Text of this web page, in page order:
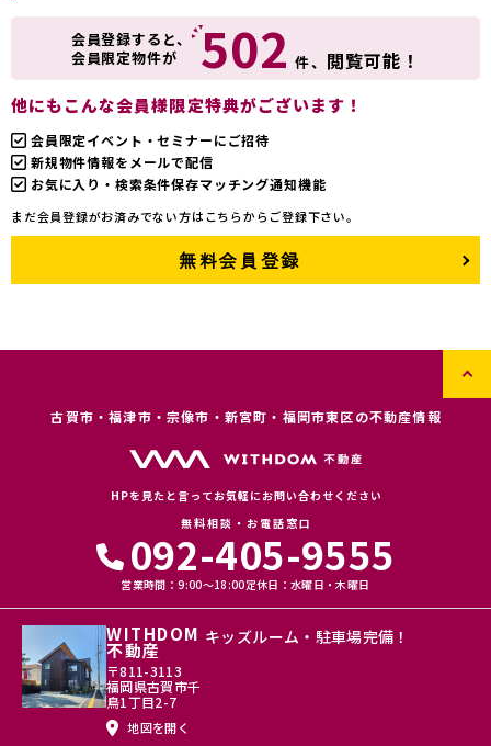
会員登録すると、
会員限定物件が
502 件、 閲覧可能！
他にもこんな会員様限定特典がございます！
会員限定イベント・セミナーにご招待
新規物件情報をメールで配信
お気に入り・検索条件保存マッチング通知機能
まだ会員登録がお済みでない方はこちらからご登録下さい。
無料会員登録
古賀市・福津市・宗像市・新宮町・福岡市東区の不動産情報
HPを見たと言ってお気軽にお問い合わせください
無料相談・お電話窓口
092-405-9555
営業時間：9:00〜18:00定休日：水曜日・木曜日
WITHDOM
不動産
〒811-3113
福岡県古賀市千
鳥1丁目2-7
地図を開く
キッズルーム・駐車場完備！